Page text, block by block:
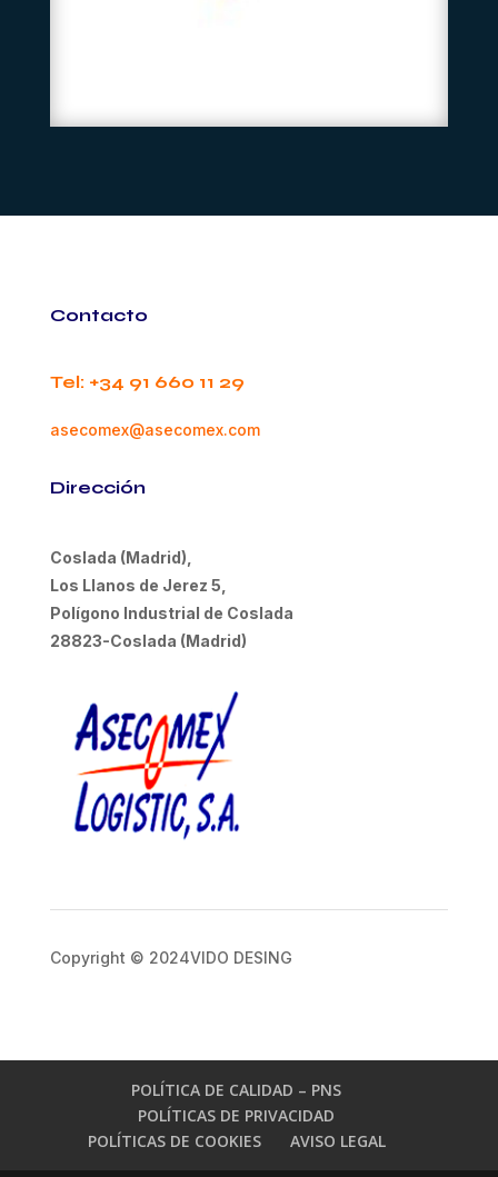
Contacto
Tel: +34 91 660 11 29
asecomex@asecomex.com
Dirección
Coslada (Madrid),
Los Llanos de Jerez 5,
Polígono Industrial de Coslada
28823-Coslada (Madrid)
Copyright © 2024VIDO DESING
POLÍTICA DE CALIDAD – PNS
POLÍTICAS DE PRIVACIDAD
POLÍTICAS DE COOKIES
AVISO LEGAL